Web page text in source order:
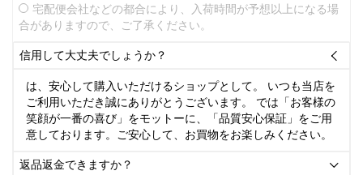
宅配便会社などの都合により、入荷時間が予想以上になる場
合がありますので、ご了承ください。
信用して大丈夫でしょうか？ 
は、安心して購入いただけるショップとして。 いつも当店を
ご利用いただき誠にありがとうございます。 では「お客様の
笑顔が一番の喜び」をモットーに、「品質安心保証」をご用
意しております。ご安心して、お買物をお楽しみください。
返品返金できますか？ 